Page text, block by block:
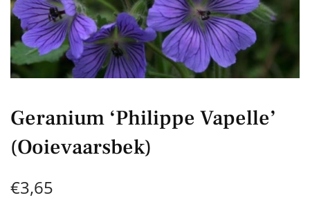
Geranium ‘Philippe Vapelle’
(Ooievaarsbek)
€3,65